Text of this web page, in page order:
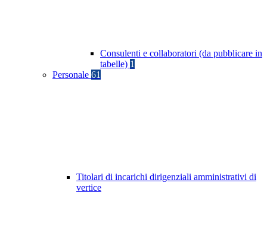
Consulenti e collaboratori (da pubblicare in
tabelle) 1
Personale 61
Titolari di incarichi dirigenziali amministrativi di
vertice